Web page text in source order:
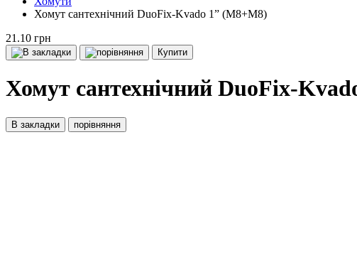
Хомут сантехнічний DuoFix-Kvado 1” (М8+М8)
21.10 грн
Купити
Хомут сантехнічний DuoFix-
В закладки порівняння